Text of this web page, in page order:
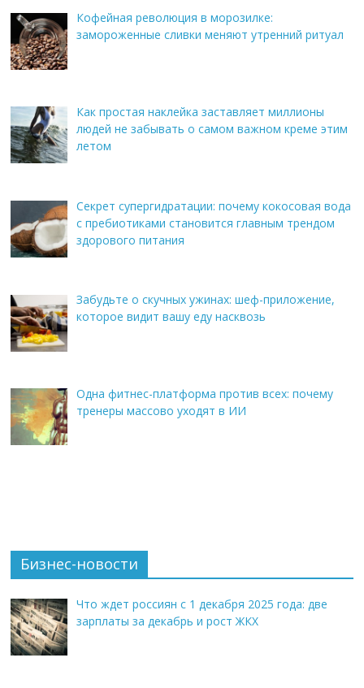
Кофейная революция в морозилке:
замороженные сливки меняют утренний ритуал
Как простая наклейка заставляет миллионы
людей не забывать о самом важном креме этим
летом
Секрет супергидратации: почему кокосовая вода
с пребиотиками становится главным трендом
здорового питания
Забудьте о скучных ужинах: шеф-приложение,
которое видит вашу еду насквозь
Одна фитнес-платформа против всех: почему
тренеры массово уходят в ИИ
Бизнес-новости
Что ждет россиян с 1 декабря 2025 года: две
зарплаты за декабрь и рост ЖКХ